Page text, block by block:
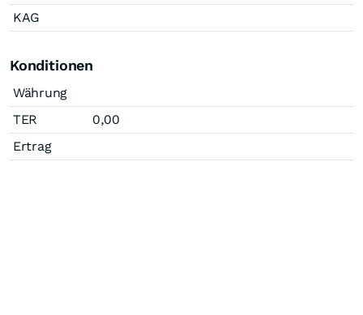
KAG
Konditionen
Währung
TER
0,00
Ertrag